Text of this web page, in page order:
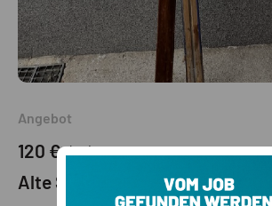
Angebot
120 € (VB)
Alte Ski 195cm lang